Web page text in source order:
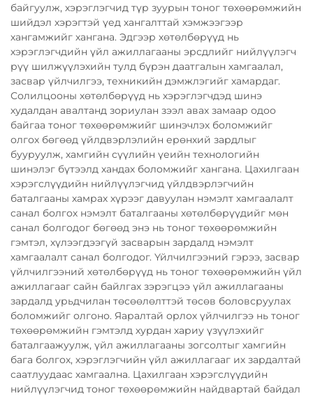
байгуулж, хэрэглэгчид түр зуурын тоног төхөөрөмжийн
шийдэл хэрэгтэй үед хангалттай хэмжээгээр
хангамжийг хангана. Эдгээр хөтөлбөрүүд нь
хэрэглэгчдийн үйл ажиллагааны эрсдлийг нийлүүлэгч
рүү шилжүүлэхийн тулд бүрэн даатгалын хамгаалал,
засвар үйлчилгээ, техникийн дэмжлэгийг хамардаг.
Солилцооны хөтөлбөрүүд нь хэрэглэгчдэд шинэ
худалдан авалтанд зориулан зээл авах замаар одоо
байгаа тоног төхөөрөмжийг шинэчлэх боломжийг
олгох бөгөөд үйлдвэрлэлийн ерөнхий зардлыг
бууруулж, хамгийн сүүлийн үеийн технологийн
шинэлэг бүтээлд хандах боломжийг хангана. Цахилгаан
хэрэгслүүдийн нийлүүлэгчид үйлдвэрлэгчийн
баталгааны хамрах хүрээг давуулан нэмэлт хамгаалалт
санал болгох нэмэлт баталгааны хөтөлбөрүүдийг мөн
санал болгодог бөгөөд энэ нь тоног төхөөрөмжийн
гэмтэл, хүлээгдээгүй засварын зардалд нэмэлт
хамгаалалт санал болгодог. Үйлчилгээний гэрээ, засвар
үйлчилгээний хөтөлбөрүүд нь тоног төхөөрөмжийн үйл
ажиллагааг сайн байлгах зэрэгцээ үйл ажиллагааны
зардалд урьдчилан төсөөлөлттэй төсөв боловсруулах
боломжийг олгоно. Яаралтай орлох үйлчилгээ нь тоног
төхөөрөмжийн гэмтэлд хурдан хариу үзүүлэхийг
баталгаажуулж, үйл ажиллагааны зогсолтыг хамгийн
бага болгох, хэрэглэгчийн үйл ажиллагааг их зардалтай
саатлуудаас хамгаална. Цахилгаан хэрэгслүүдийн
нийлүүлэгчид тоног төхөөрөмжийн найдвартай байдал